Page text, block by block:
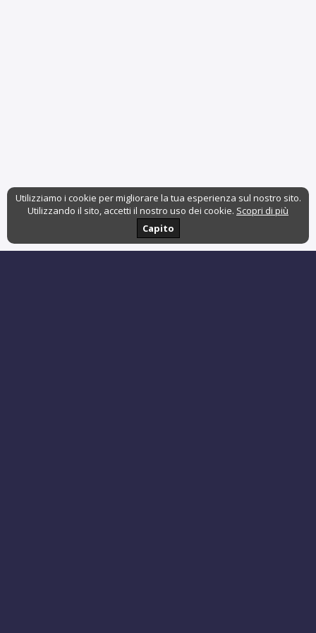
Utilizziamo i cookie per migliorare la tua esperienza sul nostro sito.
Utilizzando il sito, accetti il nostro uso dei cookie. Scopri di più
Capito